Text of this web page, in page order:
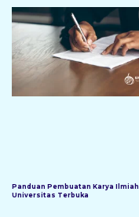
Panduan Pembuatan Karya Ilmiah
Universitas Terbuka